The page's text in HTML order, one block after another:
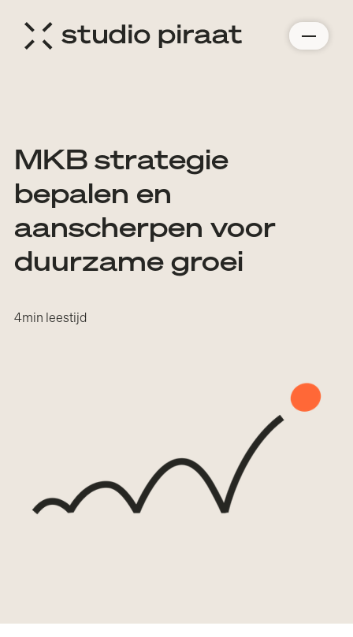
MKB strategie
bepalen en
aanscherpen voor
duurzame groei
4min leestijd